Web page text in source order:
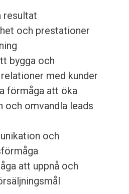
resultat
och prestationer
bygga och
med kunder
förmåga att öka
och omvandla leads
och
att uppnå och